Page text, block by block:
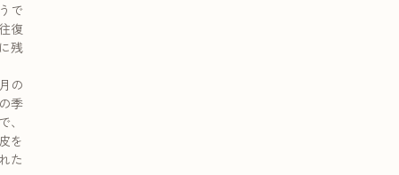
で
復
残
の
季
を
た